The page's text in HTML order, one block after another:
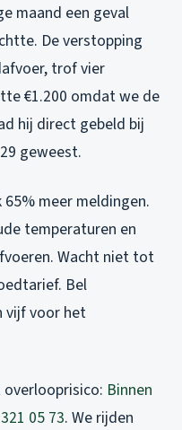
maand een geval
De verstopping
trof vier
€1.200 omdat we de
hij direct gebeld bij
geweest.
meer meldingen.
temperaturen en
Wacht niet tot
Bel
vijf voor het
Binnen
05 73. We rijden